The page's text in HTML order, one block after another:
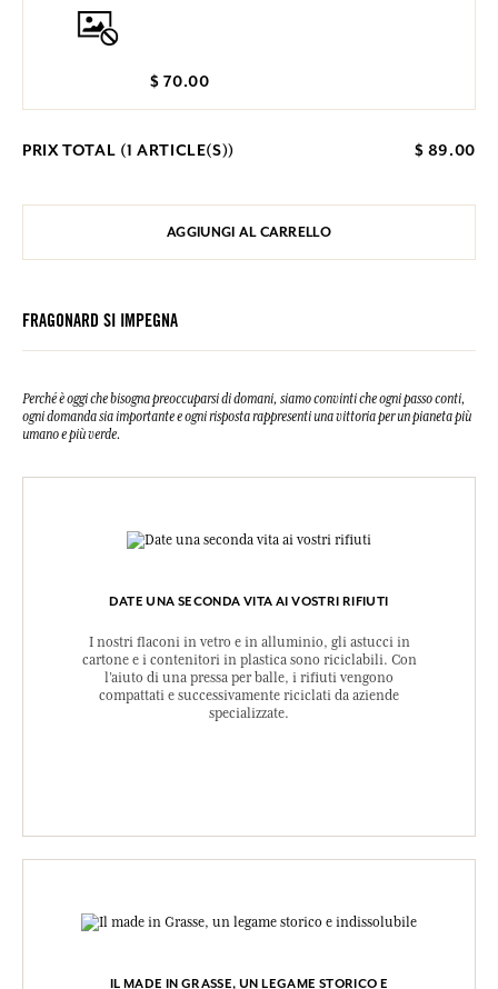
$ 70.00
PRIX TOTAL (1 ARTICLE(S)) $ 89.00
AGGIUNGI AL CARRELLO
FRAGONARD SI IMPEGNA
Perché è oggi che bisogna preoccuparsi di domani, siamo convinti che ogni passo conti,
ogni domanda sia importante e ogni risposta rappresenti una vittoria per un pianeta più
umano e più verde.
DATE UNA SECONDA VITA AI VOSTRI RIFIUTI
I nostri flaconi in vetro e in alluminio, gli astucci in
cartone e i contenitori in plastica sono riciclabili. Con
l’aiuto di una pressa per balle, i rifiuti vengono
compattati e successivamente riciclati da aziende
specializzate.
IL MADE IN GRASSE, UN LEGAME STORICO E